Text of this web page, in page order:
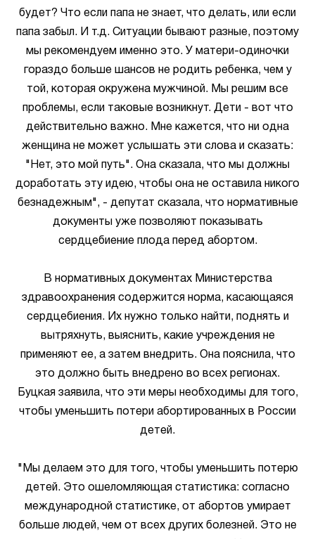
будет? Что если папа не знает, что делать, или если
папа забыл. И т.д. Ситуации бывают разные, поэтому
мы рекомендуем именно это. У матери-одиночки
гораздо больше шансов не родить ребенка, чем у
той, которая окружена мужчиной. Мы решим все
проблемы, если таковые возникнут. Дети - вот что
действительно важно. Мне кажется, что ни одна
женщина не может услышать эти слова и сказать:
"Нет, это мой путь". Она сказала, что мы должны
доработать эту идею, чтобы она не оставила никого
безнадежным", - депутат сказала, что нормативные
документы уже позволяют показывать
сердцебиение плода перед абортом.
В нормативных документах Министерства
здравоохранения содержится норма, касающаяся
сердцебиения. Их нужно только найти, поднять и
вытряхнуть, выяснить, какие учреждения не
применяют ее, а затем внедрить. Она пояснила, что
это должно быть внедрено во всех регионах.
Буцкая заявила, что эти меры необходимы для того,
чтобы уменьшить потери абортированных в России
детей.
"Мы делаем это для того, чтобы уменьшить потерю
детей. Это ошеломляющая статистика: согласно
международной статистике, от абортов умирает
больше людей, чем от всех других болезней. Это не